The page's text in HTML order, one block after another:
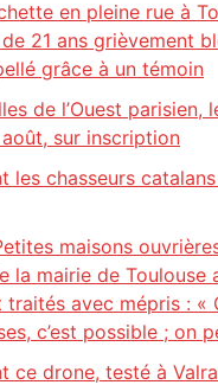
en pleine rue à
21 ans grièvement
grâce à un témoin
de l’Ouest parisien,
sur inscription
les chasseurs
maisons
la mairie de Toulouse
avec mépris : «
c’est possible ; on
ce drone, testé à